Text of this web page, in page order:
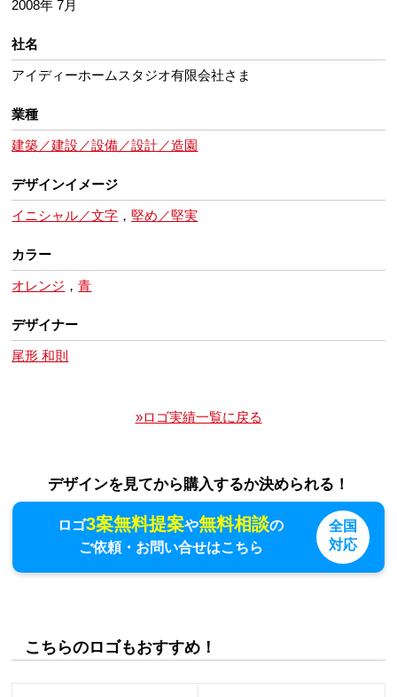
2008年 7月
社名
アイディーホームスタジオ有限会社さま
業種
建築／建設／設備／設計／造園
デザインイメージ
イニシャル／文字 ，堅め／堅実
カラー
オレンジ ，青
デザイナー
尾形 和則
»ロゴ実績一覧に戻る
デザインを見てから購入するか決められる！
ロゴ3案無料提案や無料相談の
ご依頼・お問い合せはこちら
全国
対応
こちらのロゴもおすすめ！